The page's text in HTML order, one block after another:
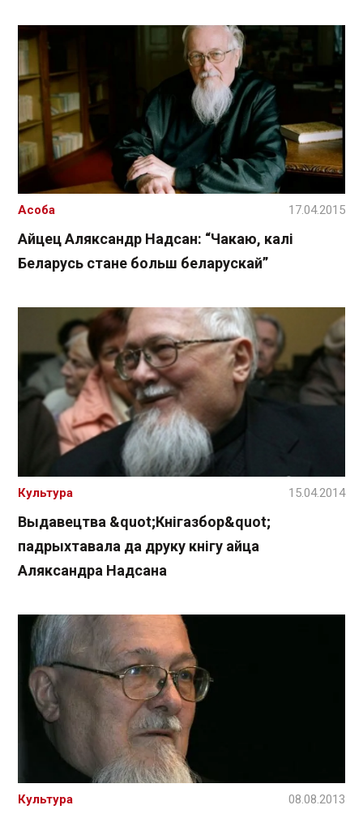
Айцец Аляксандр Надсан: “Чакаю, калі
Беларусь стане больш беларускай”
Асоба 17.04.2015
Выдавецтва &quot;Кнігазбор&quot;
падрыхтавала да друку кнігу айца
Аляксандра Надсана
Культура 15.04.2014
Культура 08.08.2013